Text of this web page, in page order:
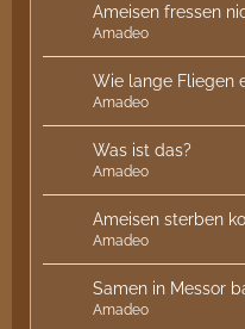
Ameisen fressen
Amadeo
Wie lange Fliegen
Amadeo
Was ist das?
Amadeo
Ameisen sterben
Amadeo
Samen in Messor
Amadeo